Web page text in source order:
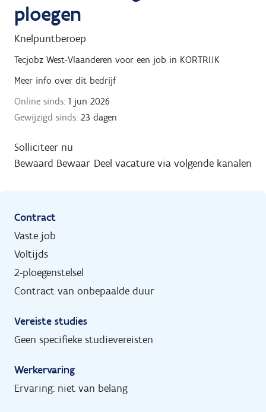
ploegen
Knelpuntberoep
Tecjobz West-Vlaanderen voor een job in KORTRIJK
Meer info over dit bedrijf
Online sinds: 1 jun 2026
Gewijzigd sinds: 23 dagen
Solliciteer nu
Bewaard Bewaar Deel vacature via volgende kanalen
Contract
Vaste job
Voltijds
2-ploegenstelsel
Contract van onbepaalde duur
Vereiste studies
Geen specifieke studievereisten
Werkervaring
Ervaring: niet van belang